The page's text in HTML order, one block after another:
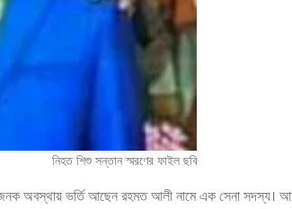
নিহত শিশু সন্তান স্মরণের ফাইল ছবি
অবস্থায় ভর্তি আছেন রহমত আলী নামে এক সেনা